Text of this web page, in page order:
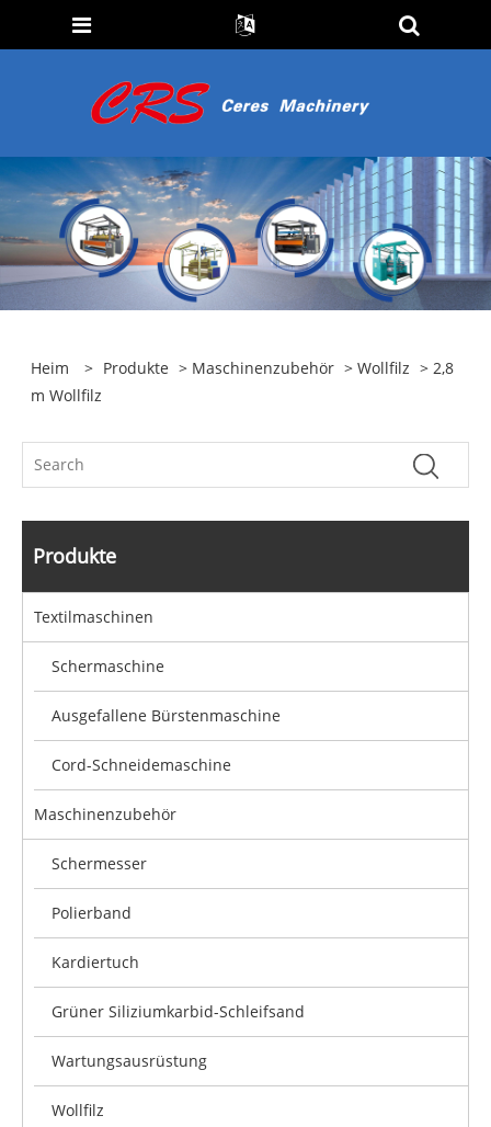
Heim > Produkte > Maschinenzubehör >Wollfilz > 2,8
m Wollfilz
Produkte
Textilmaschinen
Schermaschine
Ausgefallene Bürstenmaschine
Cord-Schneidemaschine
Maschinenzubehör
Schermesser
Polierband
Kardiertuch
Grüner Siliziumkarbid-Schleifsand
Wartungsausrüstung
Wollfilz